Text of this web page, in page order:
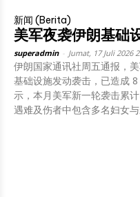
新闻 (Berita)
美军夜袭伊朗基础
superadmin Jumat, 17 Juli 2026
伊朗国家通讯社周五通报，
基础设施发动袭击，已造成 8 人死亡
示，本月美军新一轮袭击累
遇难及伤者中包含多名妇女